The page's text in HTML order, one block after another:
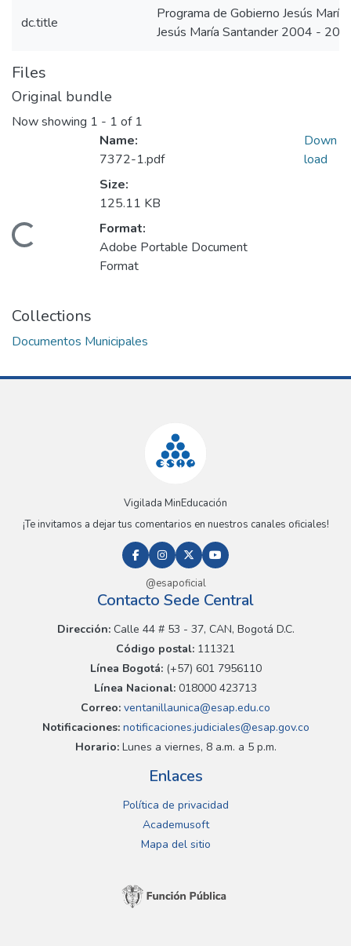
dc.title
Programa de Gobierno Jesús
Jesús María Santander 2004 -
Files
Original bundle
Now showing 1 - 1 of 1
Loading...
Name:
7372-1.pdf
Size:
125.11 KB
Format:
Adobe Portable Document
Format
Down
load
Collections
Documentos Municipales
Vigilada MinEducación
¡Te invitamos a dejar tus comentarios en nuestros canales oficiales!
@esapoficial
Contacto Sede Central
Dirección:Calle 44 # 53 - 37, CAN, Bogotá D.C.
Código postal: 111321
Línea Bogotá:(+57) 601 7956110
Línea Nacional: 018000 423713
Correo: ventanillaunica@esap.edu.co
Notificaciones:notificaciones.judiciales@esap.gov.co
Horario:Lunes a viernes, 8 a.m. a 5 p.m.
Enlaces
Política de privacidad
Academusoft
Mapa del sitio